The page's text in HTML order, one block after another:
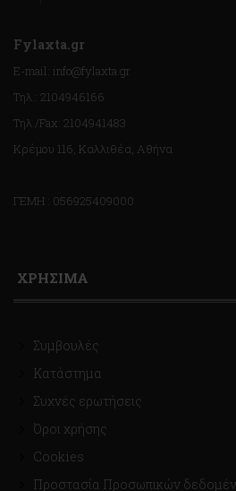
Fylaxta.gr
E-mail: info@fylaxta.gr
Τηλ.: 2104946166
Τηλ./Fax: 2104941483
Κρέμου 116, Καλλιθέα, Αθήνα
ΓΕΜΗ : 056925409000
ΧΡΗΣΙΜΑ
Συμβουλές
Κατάστημα
Συχνές ερωτήσεις
Όροι χρήσης
Cookies
Προστασία Προσωπικών